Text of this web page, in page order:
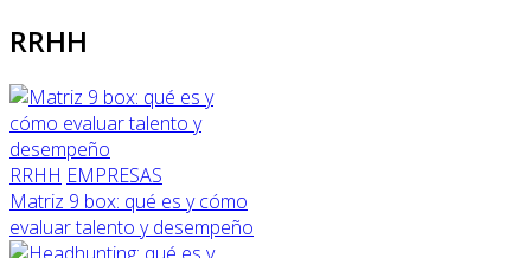
RRHH
RRHH EMPRESAS
Matriz 9 box: qué es y cómo
evaluar talento y desempeño